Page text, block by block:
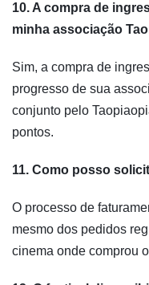
10. A compra de
minha associação
Sim, a compra de
progresso de sua
conjunto pelo
pontos.
11. Como posso
O processo de
mesmo dos pedidos
cinema onde comprou